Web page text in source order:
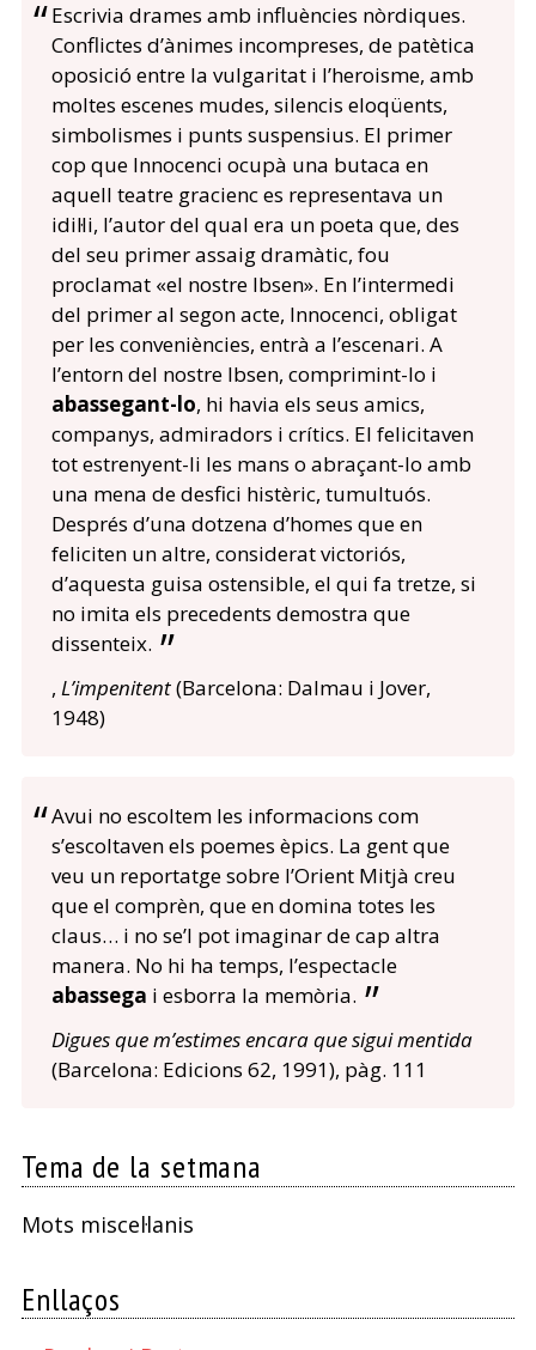
Escrivia drames amb influències nòrdiques.
Conflictes d’ànimes incompreses, de patètica
oposició entre la vulgaritat i l’heroisme, amb
moltes escenes mudes, silencis eloqüents,
simbolismes i punts suspensius. El primer
cop que Innocenci ocupà una butaca en
aquell teatre gracienc es representava un
idil·li, l’autor del qual era un poeta que, des
del seu primer assaig dramàtic, fou
proclamat «el nostre Ibsen». En l’intermedi
del primer al segon acte, Innocenci, obligat
per les conveniències, entrà a l’escenari. A
l’entorn del nostre Ibsen, comprimint-lo i
abassegant-lo, hi havia els seus amics,
companys, admiradors i crítics. El felicitaven
tot estrenyent-li les mans o abraçant-lo amb
una mena de desfici histèric, tumultuós.
Després d’una dotzena d’homes que en
feliciten un altre, considerat victoriós,
d’aquesta guisa ostensible, el qui fa tretze, si
no imita els precedents demostra que
dissenteix.
, L’impenitent(Barcelona: Dalmau i Jover,
1948)
Avui no escoltem les informacions com
s’escoltaven els poemes èpics. La gent que
veu un reportatge sobre l’Orient Mitjà creu
que el comprèn, que en domina totes les
claus… i no se’l pot imaginar de cap altra
manera. No hi ha temps, l’espectacle
abassega i esborra la memòria.
Digues que m’estimes encara que sigui mentida
(Barcelona: Edicions 62, 1991), pàg. 111
Tema de la setmana
Mots miscel·lanis
Enllaços